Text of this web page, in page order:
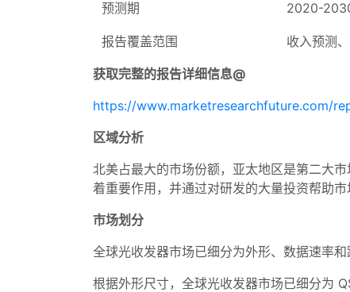
预测期 2020-
报告覆盖范围 收入预测
获取完整的报告详细信息@
https://www.marketresearchfuture.com/
区域分析
北美占最大的市场份额，亚太地区是第二大
着重要作用，并通过对研发的大量投资帮助市
市场划分
全球光收发器市场已细分为外形、数据速率和
根据外形尺寸，全球光收发器市场已细分为